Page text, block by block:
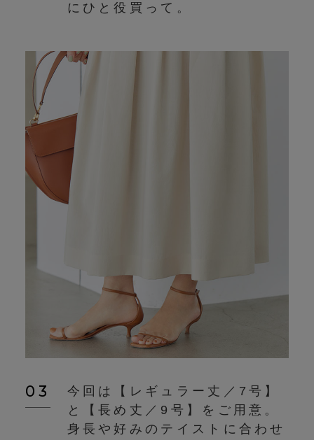
にひと役買って。
今回は【レギュラー丈／7号】
と【長め丈／9号】をご用意。
身長や好みのテイストに合わせ
03